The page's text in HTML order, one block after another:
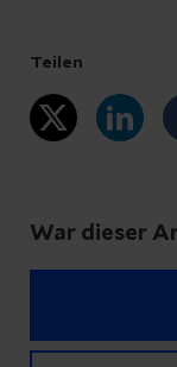
Teilen
War dieser